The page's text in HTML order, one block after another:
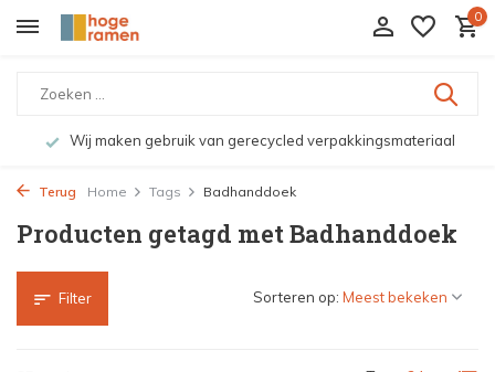
0
Wij maken gebruik van gerecycled verpakkingsmateriaal
Terug Home Tags Badhanddoek
Producten getagd met Badhanddoek
Filter Sorteren op: